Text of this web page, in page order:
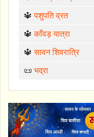
🔱पशुपति व्रत
🔱काँवड़ यात्रा
🔱सावन शिवरात्रि
📜 भद्रा